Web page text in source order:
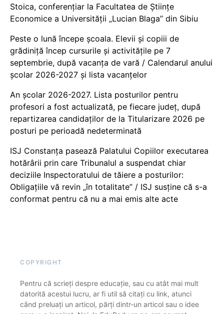
Stoica, conferențiar la Facultatea de Științe
Economice a Universității „Lucian Blaga” din Sibiu
Peste o lună începe școala. Elevii și copiii de
grădiniță încep cursurile și activitățile pe 7
septembrie, după vacanța de vară / Calendarul anului
școlar 2026-2027 și lista vacanțelor
An școlar 2026-2027. Lista posturilor pentru
profesori a fost actualizată, pe fiecare județ, după
repartizarea candidaților de la Titularizare 2026 pe
posturi pe perioadă nedeterminată
ISJ Constanța pasează Palatului Copiilor executarea
hotărârii prin care Tribunalul a suspendat chiar
deciziile Inspectoratului de tăiere a posturilor:
Obligațiile vă revin „în totalitate” / ISJ susține că s-a
conformat pentru că nu a mai emis alte acte
COPYRIGHT
Pentru că scrieți despre educație, sau cu atât mai mult
datorită acestui lucru, ar fi util să citați cu link, atunci
când preluați un articol, părți dintr-un articol sau o idee